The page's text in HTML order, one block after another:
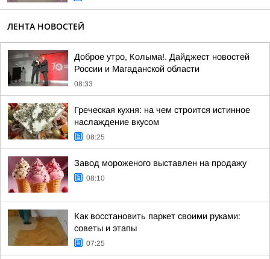
ЛЕНТА НОВОСТЕЙ
Доброе утро, Колыма!. Дайджест новостей
России и Магаданской области
08:33
Греческая кухня: на чем строится истинное
наслаждение вкусом
08:25
Завод мороженого выставлен на продажу
08:10
Как восстановить паркет своими руками:
советы и этапы
07:25